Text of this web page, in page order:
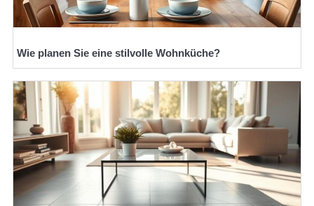
Wie planen Sie eine stilvolle Wohnküche?